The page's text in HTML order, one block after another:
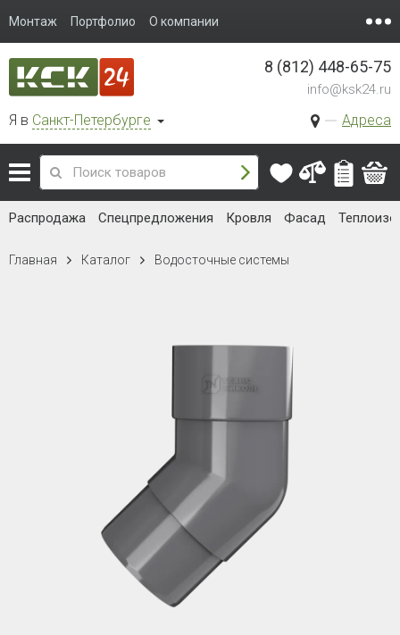
Монтаж Портфолио О компании
Я в Санкт-Петербурге Адреса
8 (812) 448-65-75
info@ksk24.ru
Распродажа Спецпредложения Кровля Фасад
Главная Каталог Водосточные системы